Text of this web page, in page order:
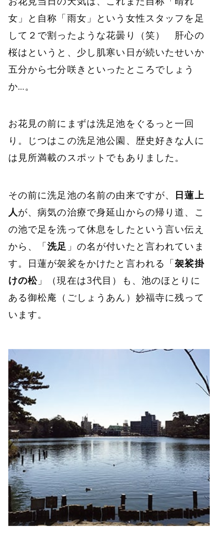
女」と自称「雨女」という女性スタッフを足
して２で割ったような花曇り（笑） 肝心の
桜はというと、少し肌寒い日が続いたせいか
五分から七分咲きといったところでしょう
か…。
お花見の前にまずは洗足池をぐるっと一回
り。じつはこの洗足池公園、歴史好きな人に
は見所満載のスポットでもありました。
その前に洗足池の名前の由来ですが、
日蓮上
人が、病気の治療で身延山からの帰り道、こ
の池で足を洗って休息をしたという言い伝え
から、「洗足 」の名が付いたと言われていま
す。日蓮が袈裟をかけたと言われる「袈裟掛
けの松 」（現在は3代目）も、池のほとりに
ある御松庵（ごしょうあん）妙福寺に残って
います。